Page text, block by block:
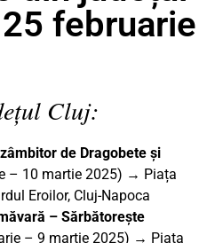
februarie
Cluj:
de Dragobete și
– 10 martie 2025) → Piața
Eroilor, Cluj-Napoca
– Sărbătorește
– 9 martie 2025) → Piața